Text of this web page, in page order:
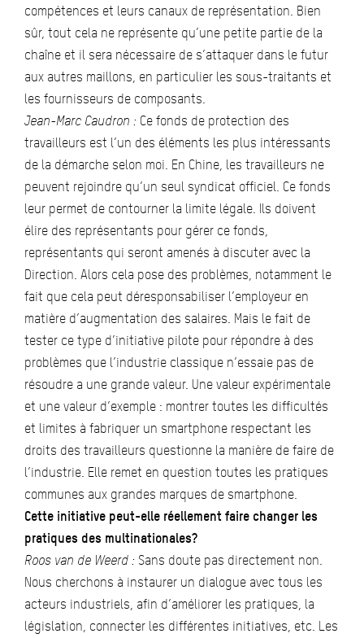
compétences et leurs canaux de représentation. Bien
sûr, tout cela ne représente qu’une petite partie de la
chaîne et il sera nécessaire de s’attaquer dans le futur
aux autres maillons, en particulier les sous-traitants et
les fournisseurs de composants.
Jean-Marc Caudron : Ce fonds de protection des
travailleurs est l’un des éléments les plus intéressants
de la démarche selon moi. En Chine, les travailleurs ne
peuvent rejoindre qu’un seul syndicat officiel. Ce fonds
leur permet de contourner la limite légale. Ils doivent
élire des représentants pour gérer ce fonds,
représentants qui seront amenés à discuter avec la
Direction. Alors cela pose des problèmes, notamment le
fait que cela peut déresponsabiliser l’employeur en
matière d’augmentation des salaires. Mais le fait de
tester ce type d’initiative pilote pour répondre à des
problèmes que l’industrie classique n’essaie pas de
résoudre a une grande valeur. Une valeur expérimentale
et une valeur d’exemple : montrer toutes les difficultés
et limites à fabriquer un smartphone respectant les
droits des travailleurs questionne la manière de faire de
l’industrie. Elle remet en question toutes les pratiques
communes aux grandes marques de smartphone.
Cette initiative peut-elle réellement faire changer les
pratiques des multinationales?
Roos van de Weerd : Sans doute pas directement non.
Nous cherchons à instaurer un dialogue avec tous les
acteurs industriels, afin d’améliorer les pratiques, la
législation, connecter les différentes initiatives, etc. Les